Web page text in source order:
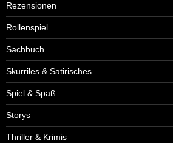
Rezensionen
Rollenspiel
Sachbuch
Skurriles & Satirisches
Spiel & Spaß
Storys
Thriller & Krimis